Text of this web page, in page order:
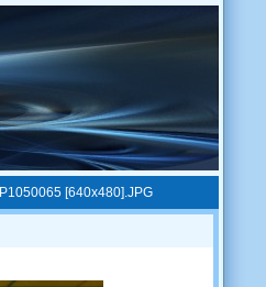
P1050065 [640x480].JPG